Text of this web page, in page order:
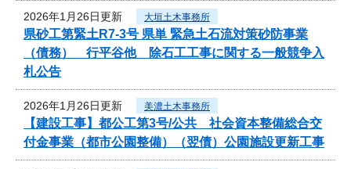
2026年1月26日更新 大垣土木事務所
県砂工第緊土R7-3号 県単 緊急土石流対策砂防事業
（債務） 行平谷他 除石工工事に関する一般競争入
札公告
2026年1月26日更新 美濃土木事務所
【建設工事】都公工第3号/公共 社会資本整備総合交
付金事業（都市公園整備）（翌債）公園施設更新工事